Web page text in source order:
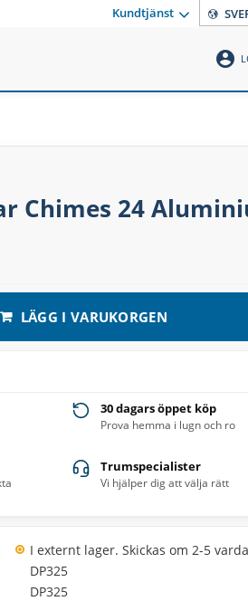
Kundtjänst
account_circle
Chimes 24
LÄGG I VARUKORGEN
30 dagars öppet köp
Prova hemma i lugn och ro
Trumspecialister
Vi hjälper dig att välja rätt
I externt lager. Skickas om 2-5
DP325
DP325